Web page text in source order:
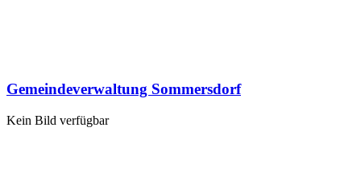
Gemeindeverwaltung Sommersdorf
Kein Bild verfügbar